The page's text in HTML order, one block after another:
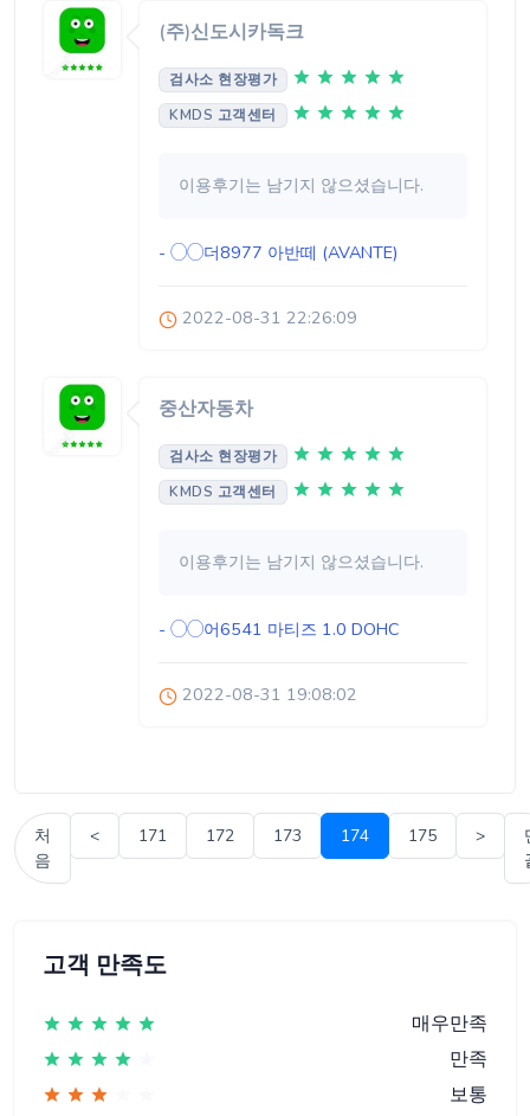
(주)신도시카독크
검사소 현장평가
KMDS 고객센터
이용후기는 남기지 않으셨습니다.
- ◯◯더8977 아반떼 (AVANTE)
2022-08-31 22:26:09
중산자동차
검사소 현장평가
KMDS 고객센터
이용후기는 남기지 않으셨습니다.
- ◯◯어6541 마티즈 1.0 DOHC
2022-08-31 19:08:02
처
음
< 171 172 173 174 175 >
고객 만족도
매우만족
만족
보통